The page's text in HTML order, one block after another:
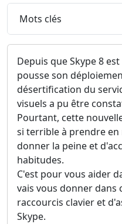
Mots clés
Depuis que Skype 8
pousse son
désertification du
visuels a pu être
Pourtant, cette
si terrible à prendre en
donner la peine et
habitudes.
C'est pour vous aider
vais vous donner dans
raccourcis clavier et
Skype.